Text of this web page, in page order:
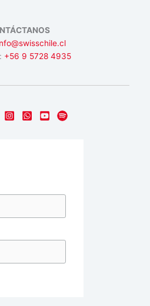
: +56 9 5728 4935